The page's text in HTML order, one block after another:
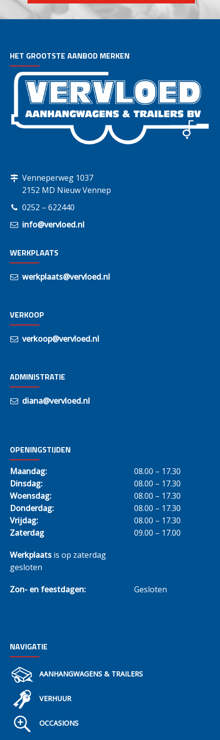
HET GROOTSTE AANBOD MERKEN
Venneperweg 1037
2152 MD Nieuw Vennep
0252 – 622440
info@vervloed.nl
WERKPLAATS
werkplaats@vervloed.nl
VERKOOP
verkoop@vervloed.nl
ADMINISTRATIE
diana@vervloed.nl
OPENINGSTIJDEN
Maandag:
08.00 – 17.30
Dinsdag:
08.00 – 17.30
Woensdag:
08.00 – 17.30
Donderdag:
08.00 – 17.30
Vrijdag:
08.00 – 17.30
Zaterdag
09.00 – 17.00
Werkplaats is op zaterdag
gesloten
Zon- en feestdagen: Gesloten
NAVIGATIE
AANHANGWAGENS & TRAILERS
VERHUUR
OCCASIONS